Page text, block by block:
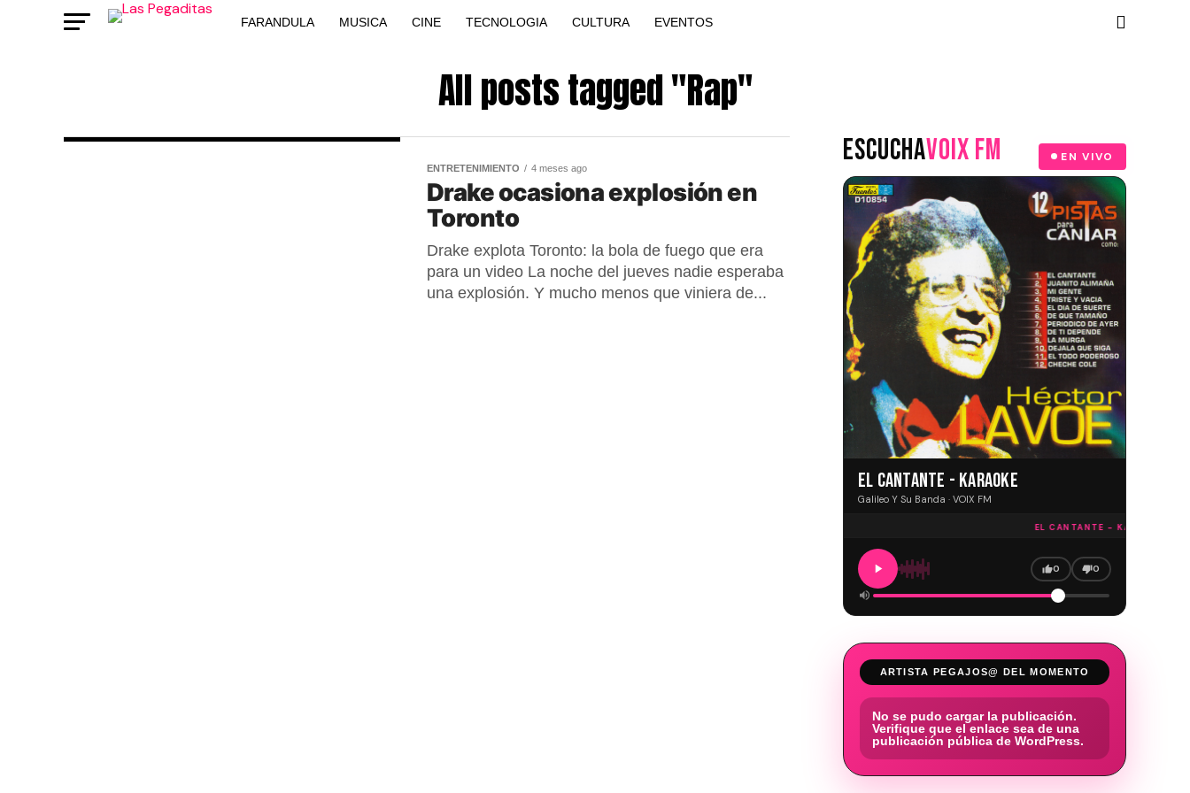
FARANDULA MUSICA CINE TECNOLOGIA CULTURA EVENTOS
All posts tagged "Rap"
ENTRETENIMIENTO 4 meses ago
Drake ocasiona explosión en
Toronto
Drake explota Toronto: la bola de fuego que era
para un video La noche del jueves nadie esperaba
una explosión. Y mucho menos que viniera de...
ESCUCHAVOIX FM EN VIVO
EL CANTANTE - KARAOKE
Galileo Y Su Banda · VOIX FM
EL CANTANTE - KARAOKE ·
0 0
ARTISTA PEGAJOS@ DEL MOMENTO
No se pudo cargar la publicación.
Verifique que el enlace sea de una
publicación pública de WordPress.